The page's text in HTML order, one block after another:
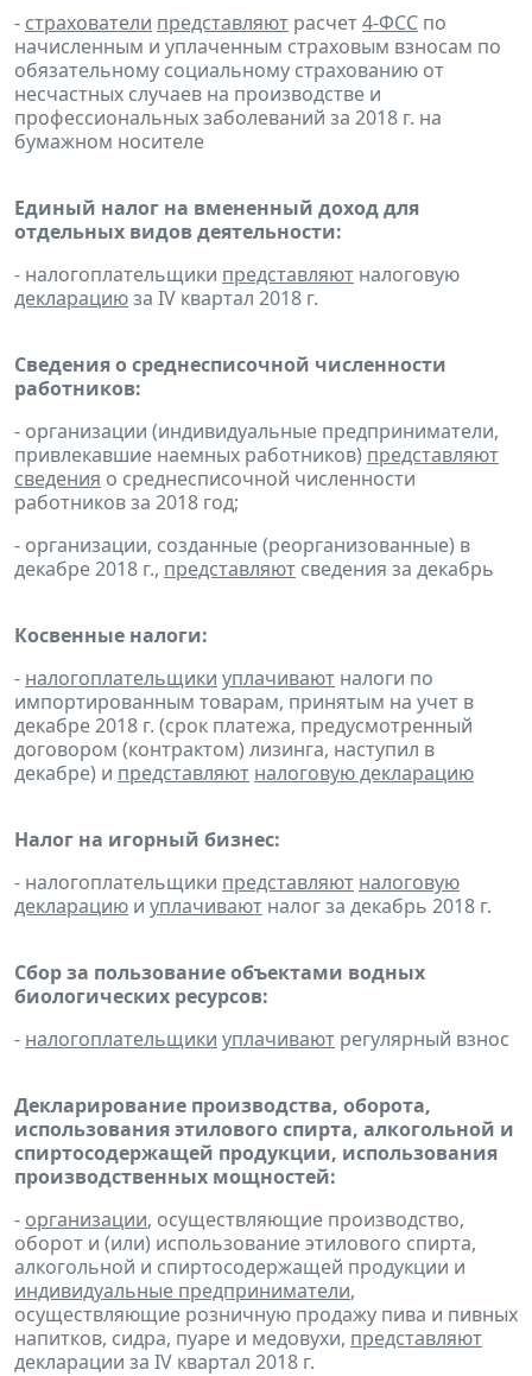
- страхователи представляют расчет4-ФСС по
начисленным и уплаченным страховым взносам по
обязательному социальному страхованию от
несчастных случаев на производстве и
профессиональных заболеваний за 2018 г. на
бумажном носителе
Единый налог на вмененный доход для
отдельных видов деятельности:
- налогоплательщики представляют налоговую
декларациюза IV квартал 2018 г.
Сведения о среднесписочной численности
работников:
- организации (индивидуальные предприниматели,
привлекавшие наемных работников) представляют
сведения о среднесписочной численности
работников за 2018 год;
- организации, созданные (реорганизованные) в
декабре 2018 г., представляют сведения за декабрь
Косвенные налоги:
- налогоплательщики уплачивают налоги по
импортированным товарам, принятым на учет в
декабре 2018 г. (срок платежа, предусмотренный
договором (контрактом) лизинга, наступил в
декабре) и представляют налоговую декларацию
Налог на игорный бизнес:
- налогоплательщики представляют налоговую
декларацию и уплачивают налог за декабрь 2018 г.
Сбор за пользование объектами водных
биологических ресурсов:
- налогоплательщики уплачивают регулярный взнос
Декларирование производства, оборота,
использования этилового спирта, алкогольной и
спиртосодержащей продукции, использования
производственных мощностей:
- организации, осуществляющие производство,
оборот и (или) использование этилового спирта,
алкогольной и спиртосодержащей продукции и
индивидуальные предприниматели,
осуществляющие розничную продажу пива и пивных
напитков, сидра, пуаре и медовухи, представляют
декларации за IV квартал 2018 г.